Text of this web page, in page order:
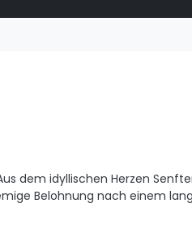
dem idyllischen Herzen
Belohnung nach einem